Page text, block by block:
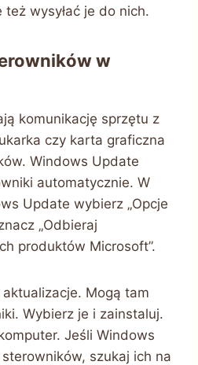
wysyłać je do nich.
w
komunikację sprzętu z
czy karta graficzna
Windows Update
automatycznie. W
Update wybierz „Opcje
„Odbieraj
produktów Microsoft”.
Mogą tam
Wybierz je i zainstaluj.
Jeśli Windows
szukaj ich na